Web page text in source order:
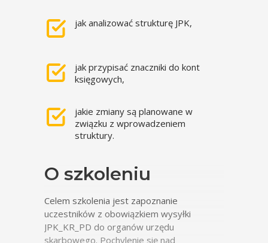
jak analizować strukturę JPK,
jak przypisać znaczniki do kont
księgowych,
jakie zmiany są planowane w
związku z wprowadzeniem
struktury.
O szkoleniu
Celem szkolenia jest zapoznanie
uczestników z obowiązkiem wysyłki
JPK_KR_PD do organów urzędu
skarbowego. Pochylenie się nad